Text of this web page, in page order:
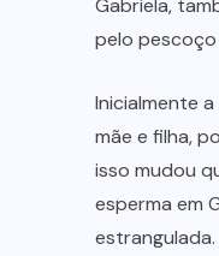
pelo
Inicialmente
mãe e filha,
isso mudou
esperma em